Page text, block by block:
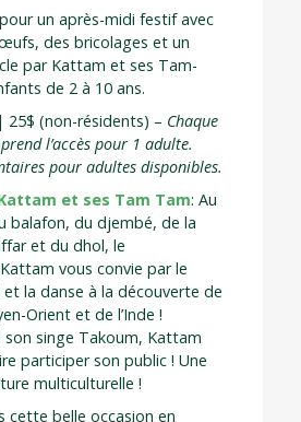
un après-midi festif avec
des bricolages et un
par Kattam et ses Tam-
de 2 à 10 ans.
25$ (non-résidents) – Chaque
l’accès pour 1 adulte.
pour adultes disponibles.
et ses Tam Tam: Au
balafon, du djembé, de la
et du dhol, le
vous convie par le
la danse à la découverte de
Orient et de l’Inde !
singe Takoum, Kattam
participer son public ! Une
multiculturelle !
cette belle occasion en